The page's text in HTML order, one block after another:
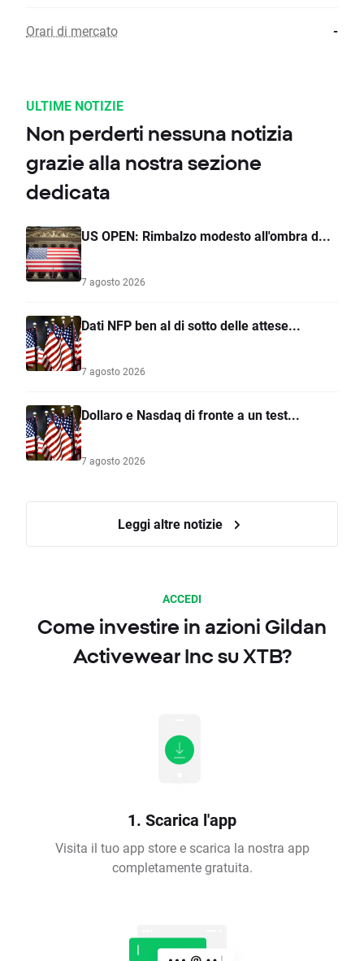
Orari di mercato -
ULTIME NOTIZIE
Non perderti nessuna notizia
grazie alla nostra sezione
dedicata
US OPEN: Rimbalzo modesto all'ombra d...
7 agosto 2026
Dati NFP ben al di sotto delle attese...
7 agosto 2026
Dollaro e Nasdaq di fronte a un test...
7 agosto 2026
Leggi altre notizie
ACCEDI
Come investire in azioni Gildan
Activewear Inc su XTB?
1. Scarica l'app
Visita il tuo app store e scarica la nostra app
completamente gratuita.